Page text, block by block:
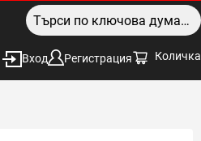
Вход Регистрация Количка